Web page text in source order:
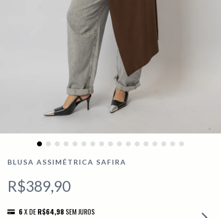
BLUSA ASSIMÉTRICA SAFIRA
R$389,90
6X DER$64,98 SEM JUROS